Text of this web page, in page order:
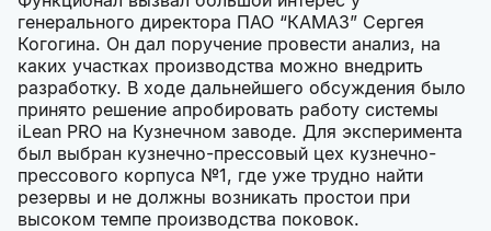
генерального директора ПАО “КАМАЗ” Сергея
Когогина. Он дал поручение провести анализ, на
каких участках производства можно внедрить
разработку. В ходе дальнейшего обсуждения было
принято решение апробировать работу системы
iLean PRO на Кузнечном заводе. Для эксперимента
был выбран кузнечно-прессовый цех кузнечно-
прессового корпуса №1, где уже трудно найти
резервы и не должны возникать простои при
высоком темпе производства поковок.